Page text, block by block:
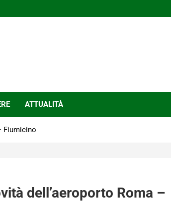
ATTUALITÀ
Fiumicino
dell’aeroporto Roma –